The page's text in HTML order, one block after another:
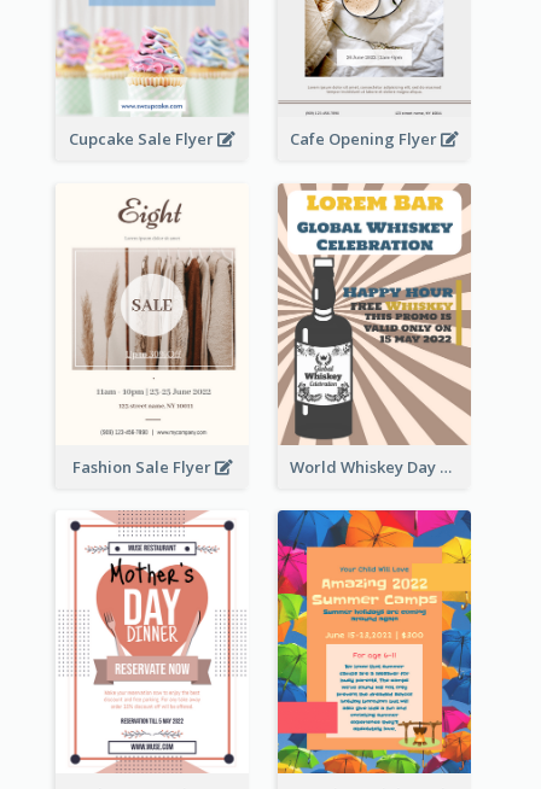
Cupcake Sale Flyer Cafe Opening Flyer
Fashion Sale Flyer World Whiskey Day Promotion Flyer